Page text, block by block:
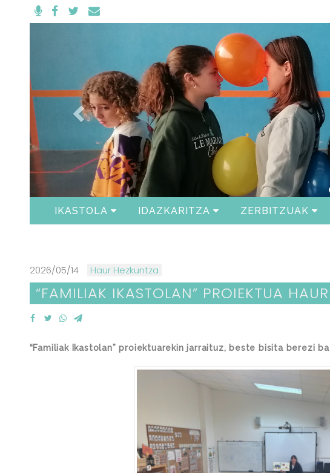
IKASTOLA IDAZKARITZA ZERBITZUAK
2026/05/14 Haur Hezkuntza
“FAMILIAK IKASTOLAN” PROIEKTUA
“Familiak Ikastolan” proiektuarekin jarraituz, beste bisita berezi